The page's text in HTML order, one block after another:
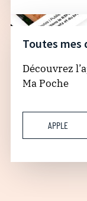
Toutes mes
Découvrez
Ma Poche
APPLE